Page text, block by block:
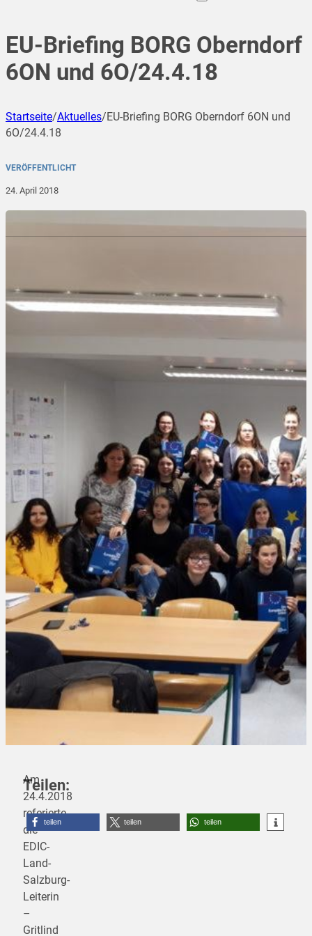
EU-Briefing BORG Oberndorf
6ON und 6O/24.4.18
Startseite/Aktuelles/EU-Briefing BORG Oberndorf 6ON und
6O/24.4.18
VERÖFFENTLICHT
24. April 2018
Am
24.4.2018
referierte
die
EDIC-
Land-
Salzburg-
Leiterin
–
Gritlind
Teilen:
teilen teilen teilen